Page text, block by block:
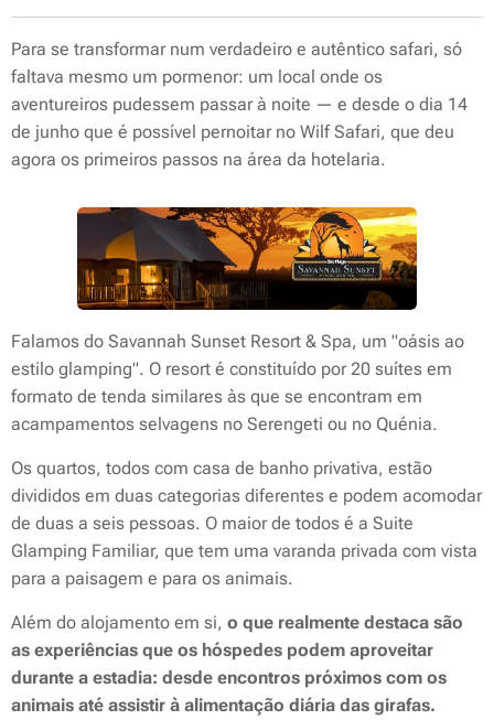
Para se transformar num verdadeiro e autêntico safari, só
faltava mesmo um pormenor: um local onde os
aventureiros pudessem passar à noite — e desde o dia 14
de junho que é possível pernoitar no Wilf Safari, que deu
agora os primeiros passos na área da hotelaria.
Falamos do Savannah Sunset Resort & Spa, um "oásis ao
estilo glamping". O resort é constituído por 20 suítes em
formato de tenda similares às que se encontram em
acampamentos selvagens no Serengeti ou no Quénia.
Os quartos, todos com casa de banho privativa, estão
divididos em duas categorias diferentes e podem acomodar
de duas a seis pessoas. O maior de todos é a Suite
Glamping Familiar, que tem uma varanda privada com vista
para a paisagem e para os animais.
Além do alojamento em si, o que realmente destaca são
as experiências que os hóspedes podem aproveitar
durante a estadia: desde encontros próximos com os
animais até assistir à alimentação diária das girafas.